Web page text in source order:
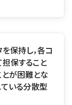
保持し，各コ
保すること
とが困難とな
いる分散型